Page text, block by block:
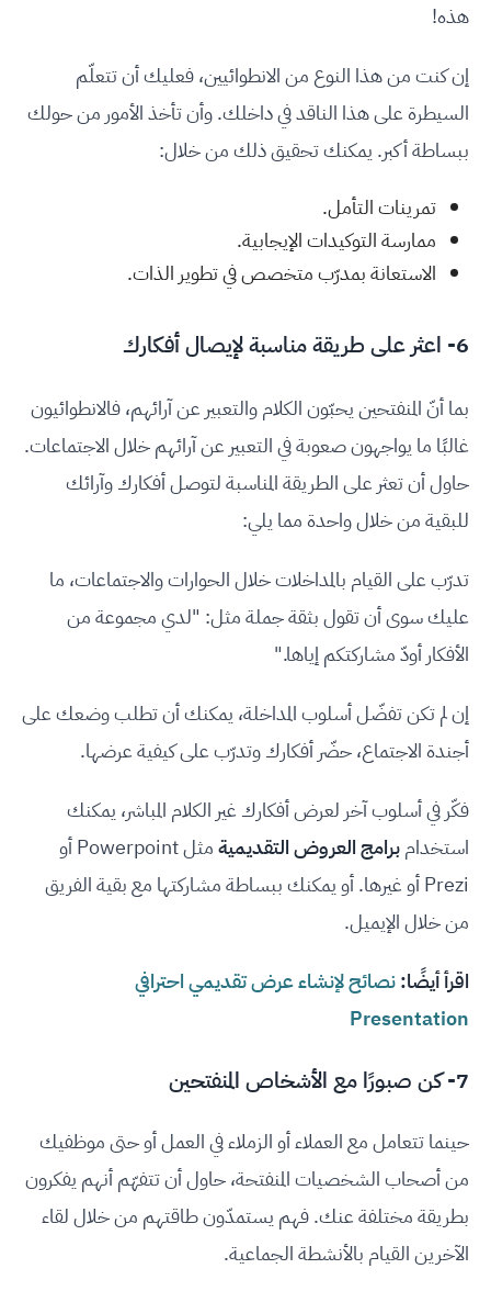
هذه!
إن كنت من هذا النوع من الانطوائيين، فعليك أن تتعلّم
السيطرة على هذا الناقد في داخلك. وأن تأخذ الأمور من حولك
ببساطة أكبر. يمكنك تحقيق ذلك من خلال:
تمرينات التأمل.
ممارسة التوكيدات الإيجابية.
الاستعانة بمدرّب متخصص في تطوير الذات.
6- اعثر على طريقة مناسبة لإيصال أفكارك
بما أنّ المنفتحين يحبّون الكلام والتعبير عن آرائهم، فالانطوائيون
غالبًا ما يواجهون صعوبة في التعبير عن آرائهم خلال الاجتماعات.
حاول أن تعثر على الطريقة المناسبة لتوصل أفكارك وآرائك
للبقية من خلال واحدة مما يلي:
تدرّب على القيام بالمداخلات خلال الحوارات والاجتماعات، ما
عليك سوى أن تقول بثقة جملة مثل: "لدي مجموعة من
الأفكار أودّ مشاركتكم إياها."
إن لم تكن تفضّل أسلوب المداخلة، يمكنك أن تطلب وضعك على
أجندة الاجتماع، حضّر أفكارك وتدرّب على كيفية عرضها.
فكّر في أسلوب آخر لعرض أفكارك غير الكلام المباشر، يمكنك
استخدامبرامج العروض التقديمية
مثل Powerpoint أو
Prezi أو غيرها. أو يمكنك ببساطة مشاركتها مع بقية الفريق
من خلال الإيميل.
اقرأ أيضًا:نصائح لإنشاء عرض تقديمي احترافي
Presentation
7- كن صبورًا مع الأشخاص المنفتحين
حينما تتعامل مع العملاء أو الزملاء في العمل أو حتى موظفيك
من أصحاب الشخصيات المنفتحة، حاول أن تتفهّم أنهم يفكرون
بطريقة مختلفة عنك. فهم يستمدّون طاقتهم من خلال لقاء
الآخرين القيام بالأنشطة الجماعية.